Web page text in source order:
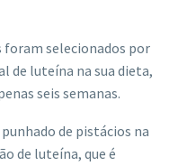
selecionados por
de luteína na sua dieta,
seis semanas.
de pistácios na
de luteína, que é